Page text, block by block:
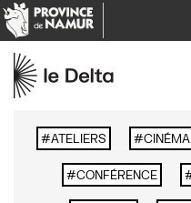
ATELIERS CINÉMA
CONFÉRENCE